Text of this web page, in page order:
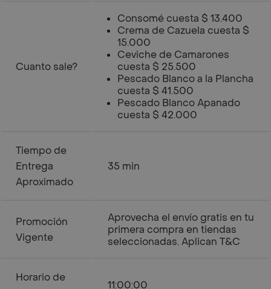
Cuanto sale?
Consomé cuesta $ 13.400
Crema de Cazuela cuesta $
15.000
Ceviche de Camarones
cuesta $ 25.500
Pescado Blanco a la Plancha
cuesta $ 41.500
Pescado Blanco Apanado
cuesta $ 42.000
Tiempo de
Entrega
Aproximado
35 min
Promoción
Vigente
Aprovecha el envío gratis en tu
primera compra en tiendas
seleccionadas. Aplican T&C
Horario de
11:00:00